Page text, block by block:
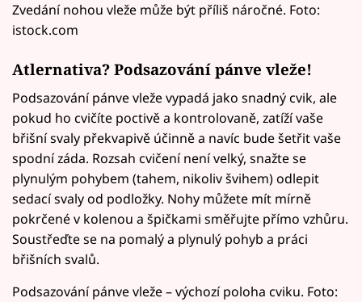
Zvedání nohou vleže může být příliš náročné. Foto:
istock.com
Atlernativa? Podsazování pánve vleže!
Podsazování pánve vleže vypadá jako snadný cvik, ale
pokud ho cvičíte poctivě a kontrolovaně, zatíží vaše
břišní svaly překvapivě účinně a navíc bude šetřit vaše
spodní záda. Rozsah cvičení není velký, snažte se
plynulým pohybem (tahem, nikoliv švihem) odlepit
sedací svaly od podložky. Nohy můžete mít mírně
pokrčené v kolenou a špičkami směřujte přímo vzhůru.
Soustřeďte se na pomalý a plynulý pohyb a práci
břišních svalů.
Podsazování pánve vleže – výchozí poloha cviku. Foto: